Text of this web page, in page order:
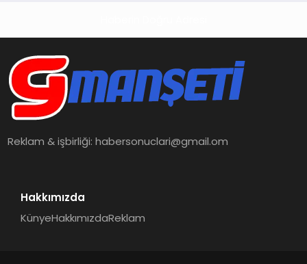
Reklam & işbirliği:habersonuclari@gmail.om
Hakkımızda
KünyeHakkımızdaReklam